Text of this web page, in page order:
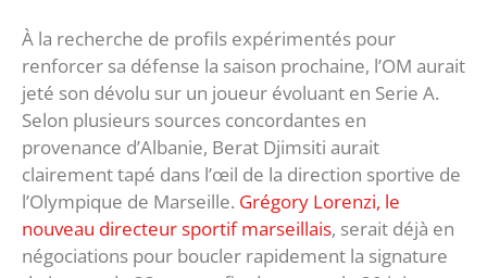
À la recherche de profils expérimentés pour
renforcer sa défense la saison prochaine, l’OM aurait
jeté son dévolu sur un joueur évoluant en Serie A.
Selon plusieurs sources concordantes en
provenance d’Albanie, Berat Djimsiti aurait
clairement tapé dans l’œil de la direction sportive de
l’Olympique de Marseille. Grégory Lorenzi, le
nouveau directeur sportif marseillais, serait déjà en
négociations pour boucler rapidement la signature